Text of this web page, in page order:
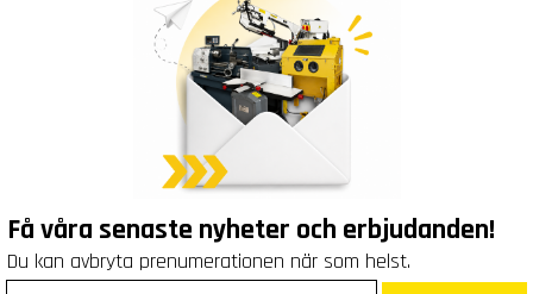
Få våra senaste nyheter och erbjudanden!
Du kan avbryta prenumerationen när som helst.